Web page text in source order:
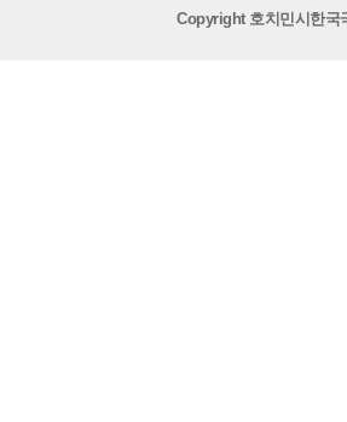
Copyright 호치민시한국